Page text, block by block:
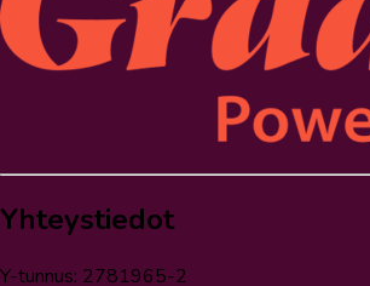
Yhteystiedot
Y-tunnus: 2781965-2